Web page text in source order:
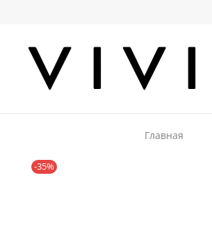
Главная
-35%